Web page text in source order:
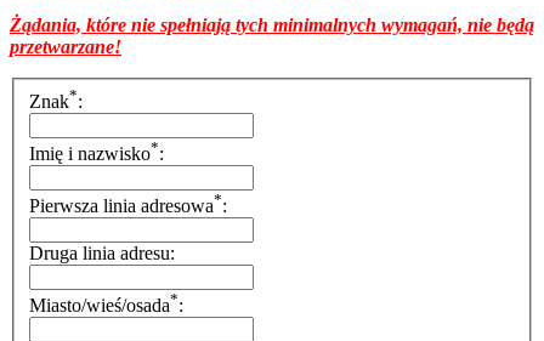
Żądania, które nie spełniają tych minimalnych wymagań, nie będą
przetwarzane!
Znak*:
Imię i nazwisko*:
Pierwsza linia adresowa*:
Druga linia adresu:
Miasto/wieś/osada*: